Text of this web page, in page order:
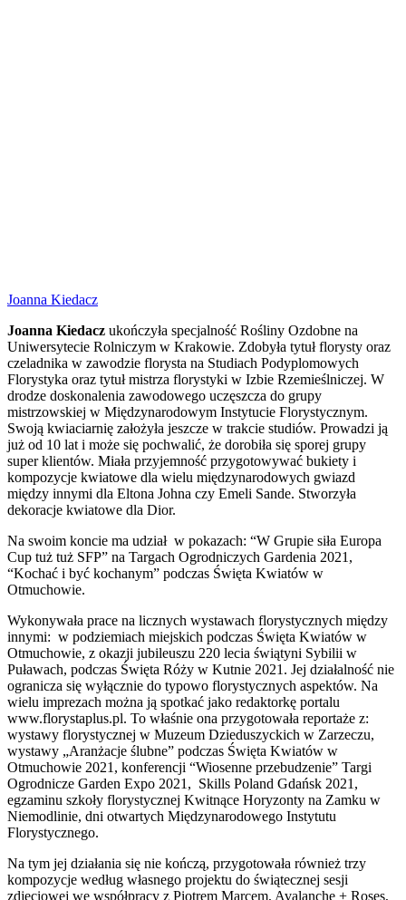
Joanna Kiedacz
Joanna Kiedacz ukończyła specjalność Rośliny Ozdobne na
Uniwersytecie Rolniczym w Krakowie. Zdobyła tytuł florysty oraz
czeladnika w zawodzie florysta na Studiach Podyplomowych
Florystyka oraz tytuł mistrza florystyki w Izbie Rzemieślniczej. W
drodze doskonalenia zawodowego uczęszcza do grupy
mistrzowskiej w Międzynarodowym Instytucie Florystycznym.
Swoją kwiaciarnię założyła jeszcze w trakcie studiów. Prowadzi ją
już od 10 lat i może się pochwalić, że dorobiła się sporej grupy
super klientów. Miała przyjemność przygotowywać bukiety i
kompozycje kwiatowe dla wielu międzynarodowych gwiazd
między innymi dla Eltona Johna czy Emeli Sande. Stworzyła
dekoracje kwiatowe dla Dior.
Na swoim koncie ma udział w pokazach: “W Grupie siła Europa
Cup tuż tuż SFP” na Targach Ogrodniczych Gardenia 2021,
“Kochać i być kochanym” podczas Święta Kwiatów w
Otmuchowie.
Wykonywała prace na licznych wystawach florystycznych między
innymi: w podziemiach miejskich podczas Święta Kwiatów w
Otmuchowie, z okazji jubileuszu 220 lecia świątyni Sybilii w
Puławach, podczas Święta Róży w Kutnie 2021. Jej działalność nie
ogranicza się wyłącznie do typowo florystycznych aspektów. Na
wielu imprezach można ją spotkać jako redaktorkę portalu
www.florystaplus.pl. To właśnie ona przygotowała reportaże z:
wystawy florystycznej w Muzeum Dzieduszyckich w Zarzeczu,
wystawy „Aranżacje ślubne” podczas Święta Kwiatów w
Otmuchowie 2021, konferencji “Wiosenne przebudzenie” Targi
Ogrodnicze Garden Expo 2021, Skills Poland Gdańsk 2021,
egzaminu szkoły florystycznej Kwitnące Horyzonty na Zamku w
Niemodlinie, dni otwartych Międzynarodowego Instytutu
Florystycznego.
Na tym jej działania się nie kończą, przygotowała również trzy
kompozycje według własnego projektu do świątecznej sesji
zdjęciowej we współpracy z Piotrem Marcem, Avalanche + Roses,